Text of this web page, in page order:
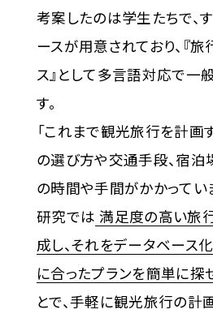
考案したのは学生たちで、
ースが用意されており、『
ス』として多言語対応で一
す。
「これまで観光旅行を計画
の選び方や交通手段、宿泊
の時間や手間がかかってい
研究では 満足度の高い旅
成し、それをデータベース
に合ったプランを簡単に探
とで、手軽に観光旅行の計